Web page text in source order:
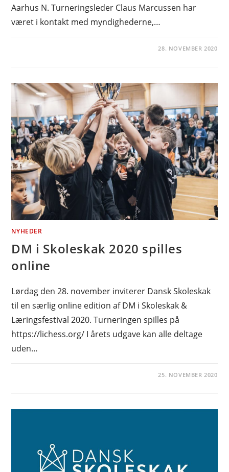
Aarhus N. Turneringsleder Claus Marcussen har
været i kontakt med myndighederne,…
28. NOVEMBER 2020
NYHEDER
DM i Skoleskak 2020 spilles
online
Lørdag den 28. november inviterer Dansk Skoleskak
til en særlig online edition af DM i Skoleskak &
Læringsfestival 2020. Turneringen spilles på
https://lichess.org/ I årets udgave kan alle deltage
uden…
25. NOVEMBER 2020